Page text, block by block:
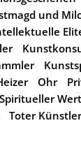
und
Ohr
Spiritueller Wert
Toter